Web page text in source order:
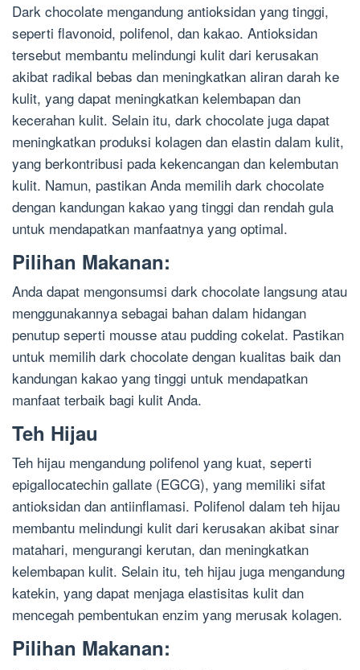
Dark chocolate mengandung antioksidan yang tinggi,
seperti flavonoid, polifenol, dan kakao. Antioksidan
tersebut membantu melindungi kulit dari kerusakan
akibat radikal bebas dan meningkatkan aliran darah ke
kulit, yang dapat meningkatkan kelembapan dan
kecerahan kulit. Selain itu, dark chocolate juga dapat
meningkatkan produksi kolagen dan elastin dalam kulit,
yang berkontribusi pada kekencangan dan kelembutan
kulit. Namun, pastikan Anda memilih dark chocolate
dengan kandungan kakao yang tinggi dan rendah gula
untuk mendapatkan manfaatnya yang optimal.
Pilihan Makanan:
Anda dapat mengonsumsi dark chocolate langsung atau
menggunakannya sebagai bahan dalam hidangan
penutup seperti mousse atau pudding cokelat. Pastikan
untuk memilih dark chocolate dengan kualitas baik dan
kandungan kakao yang tinggi untuk mendapatkan
manfaat terbaik bagi kulit Anda.
Teh Hijau
Teh hijau mengandung polifenol yang kuat, seperti
epigallocatechin gallate (EGCG), yang memiliki sifat
antioksidan dan antiinflamasi. Polifenol dalam teh hijau
membantu melindungi kulit dari kerusakan akibat sinar
matahari, mengurangi kerutan, dan meningkatkan
kelembapan kulit. Selain itu, teh hijau juga mengandung
katekin, yang dapat menjaga elastisitas kulit dan
mencegah pembentukan enzim yang merusak kolagen.
Pilihan Makanan: